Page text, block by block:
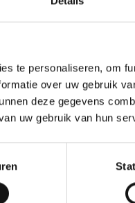
te personaliseren, om
over uw gebruik
deze gegevens
uw gebruik van hun